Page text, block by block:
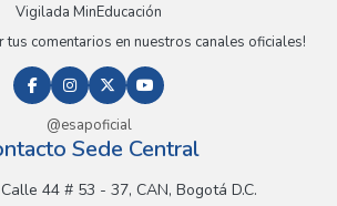
Vigilada MinEducación
tus comentarios en nuestros canales oficiales!
@esapoficial
Sede Central
44 # 53 - 37, CAN, Bogotá D.C.